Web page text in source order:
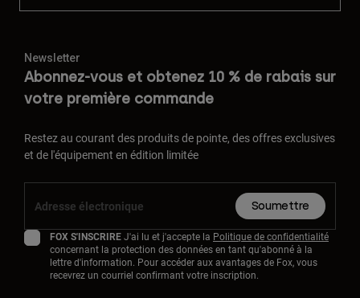
Newsletter
Abonnez-vous et obtenez 10 % de rabais sur
votre première commande
Restez au courant des produits de pointe, des offres exclusives
et de l'équipement en édition limitée
Soumettre
FOX S'INSCRIREJ'ai lu et j'accepte la Politique de confidentialité
concernant la protection des données en tant qu'abonné à la
lettre d'information. Pour accéder aux avantages de Fox, vous
recevrez un courriel confirmant votre inscription.